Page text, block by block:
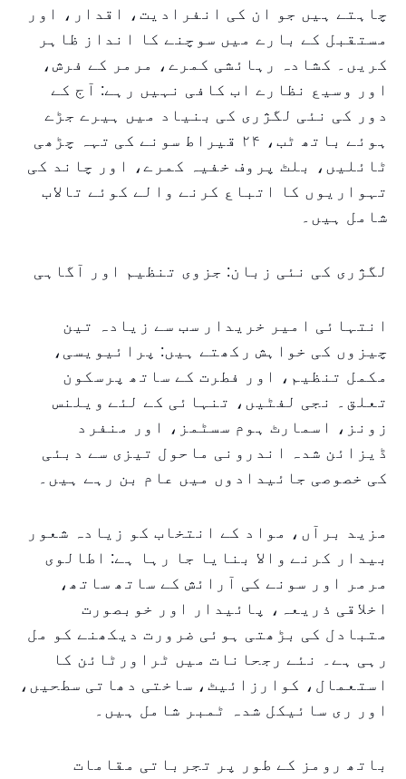
چاہتے ہیں جو ان کی انفرادیت، اقدار، اور
مستقبل کے بارے میں سوچنے کا انداز ظاہر
کریں۔ کشادہ رہائشی کمرے، مرمر کے فرش،
اور وسیع نظارے اب کافی نہیں رہے: آج کے
دور کی نئی لگژری کی بنیاد میں ہیرے جڑے
ہوئے باتھ ٹب، ۲۴ قیراط سونے کی تہہ چڑھی
ٹائلیں، بلٹ پروف خفیہ کمرے، اور چاند کی
تہواریوں کا اتباع کرنے والے کوئے تالاب
شامل ہیں۔
لگژری کی نئی زبان: جزوی تنظیم اور آگاہی
انتہائی امیر خریدار سب سے زیادہ تین
چیزوں کی خواہش رکھتے ہیں: پرائیویسی،
مکمل تنظیم، اور فطرت کے ساتھ پرسکون
تعلق۔ نجی لفٹیں، تنہائی کے لئے ویلنس
زونز، اسمارٹ ہوم سسٹمز، اور منفرد
ڈیزائن شدہ اندرونی ماحول تیزی سے دبئی
کی خصوصی جائیدادوں میں عام بن رہے ہیں۔
مزید برآں، مواد کے انتخاب کو زیادہ شعور
بیدار کرنے والا بنایا جا رہا ہے: اطالوی
مرمر اور سونے کی آرائش کے ساتھ ساتھ،
اخلاقی ذریعہ، پائیدار اور خوبصورت
متبادل کی بڑھتی ہوئی ضرورت دیکھنے کو مل
رہی ہے۔ نئے رجحانات میں ٹراورٹائن کا
استعمال، کوارزائیٹ، ساختی دھاتی سطحیں،
اور ری سائیکل شدہ ٹمبر شامل ہیں۔
باتھ رومز کے طور پر تجرباتی مقامات